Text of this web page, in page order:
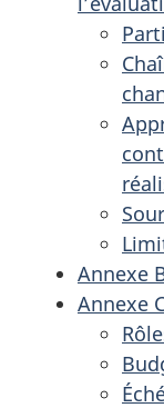
Annexe
Annexe